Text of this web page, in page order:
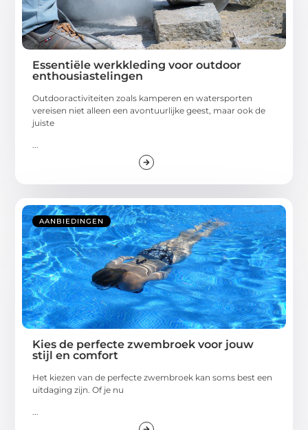
Essentiële werkkleding voor outdoor
enthousiastelingen
Outdooractiviteiten zoals kamperen en watersporten
vereisen niet alleen een avontuurlijke geest, maar ook de
juiste
AANBIEDINGEN
Kies de perfecte zwembroek voor jouw
stijl en comfort
Het kiezen van de perfecte zwembroek kan soms best een
uitdaging zijn. Of je nu
...